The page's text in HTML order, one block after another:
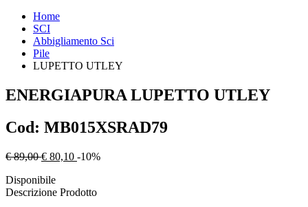
Home
SCI
Abbigliamento Sci
Pile
LUPETTO UTLEY
ENERGIAPURA LUPETTO UTLEY
Cod: MB015XSRAD79
€ 89,00 € 80,10 -10%
Disponibile
Descrizione Prodotto